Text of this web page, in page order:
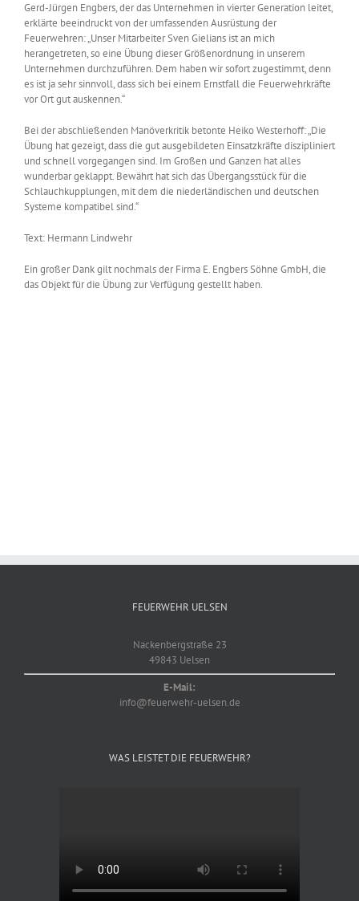
Gerd-Jürgen Engbers, der das Unternehmen in vierter Generation leitet,
erklärte beeindruckt von der umfassenden Ausrüstung der
Feuerwehren: „Unser Mitarbeiter Sven Gielians ist an mich
herangetreten, so eine Übung dieser Größenordnung in unserem
Unternehmen durchzuführen. Dem haben wir sofort zugestimmt, denn
es ist ja sehr sinnvoll, dass sich bei einem Ernstfall die Feuerwehrkräfte
vor Ort gut auskennen.“
Bei der abschließenden Manöverkritik betonte Heiko Westerhoff: „Die
Übung hat gezeigt, dass die gut ausgebildeten Einsatzkräfte diszipliniert
und schnell vorgegangen sind. Im Großen und Ganzen hat alles
wunderbar geklappt. Bewährt hat sich das Übergangsstück für die
Schlauchkupplungen, mit dem die niederländischen und deutschen
Systeme kompatibel sind.“
Text: Hermann Lindwehr
Ein großer Dank gilt nochmals der Firma E. Engbers Söhne GmbH, die
das Objekt für die Übung zur Verfügung gestellt haben.
FEUERWEHR UELSEN
Nackenbergstraße 23
49843 Uelsen
E-Mail:
info@feuerwehr-uelsen.de
WAS LEISTET DIE FEUERWEHR?